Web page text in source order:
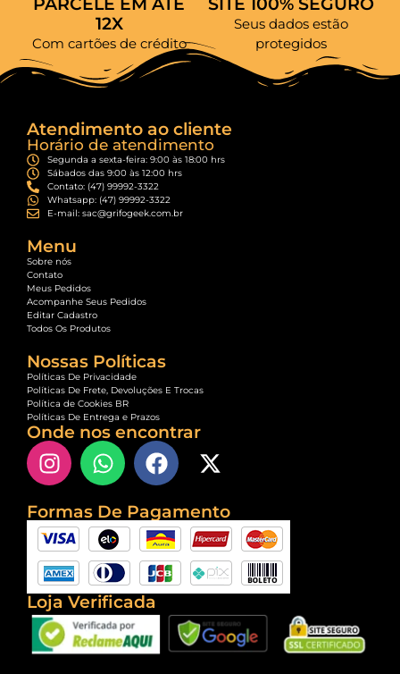
PARCELE EM ATÉ
12X
Com cartões de crédito
SITE 100% SEGURO
Seus dados estão
protegidos
Atendimento ao cliente
Horário de atendimento
Segunda a sexta-feira: 9:00 às 18:00 hrs
Sábados das 9:00 às 12:00 hrs
Contato: (47) 99992-3322
Whatsapp: (47) 99992-3322
E-mail: sac@grifogeek.com.br
Menu
Sobre nós
Contato
Meus Pedidos
Acompanhe Seus Pedidos
Editar Cadastro
Todos Os Produtos
Nossas Políticas
Políticas De Privacidade
Políticas De Frete, Devoluções E Trocas
Política de Cookies BR
Políticas De Entrega e Prazos
Onde nos encontrar
Formas De Pagamento
Loja Verificada